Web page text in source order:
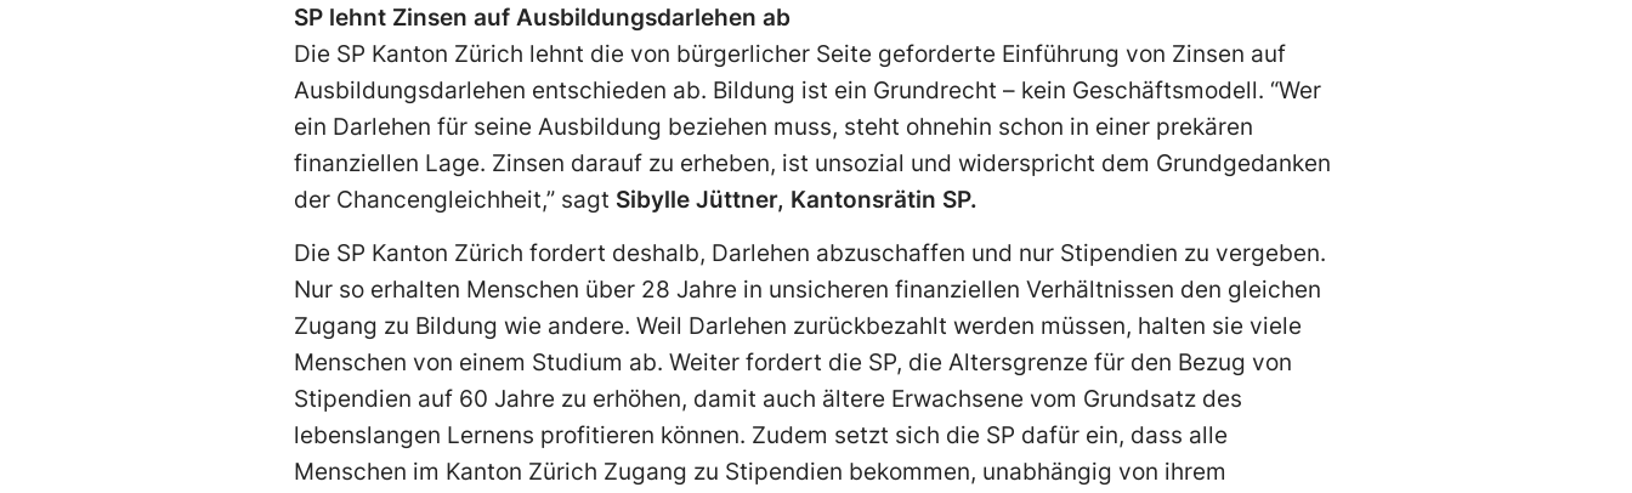
SP lehnt Zinsen auf Ausbildungsdarlehen ab
Die SP Kanton Zürich lehnt die von bürgerlicher Seite geforderte Einführung von Zinsen auf
Ausbildungsdarlehen entschieden ab. Bildung ist ein Grundrecht – kein Geschäftsmodell. “Wer
ein Darlehen für seine Ausbildung beziehen muss, steht ohnehin schon in einer prekären
finanziellen Lage. Zinsen darauf zu erheben, ist unsozial und widerspricht dem Grundgedanken
der Chancengleichheit,” sagt Sibylle Jüttner, Kantonsrätin SP.
Die SP Kanton Zürich fordert deshalb, Darlehen abzuschaffen und nur Stipendien zu vergeben.
Nur so erhalten Menschen über 28 Jahre in unsicheren finanziellen Verhältnissen den gleichen
Zugang zu Bildung wie andere. Weil Darlehen zurückbezahlt werden müssen, halten sie viele
Menschen von einem Studium ab. Weiter fordert die SP, die Altersgrenze für den Bezug von
Stipendien auf 60 Jahre zu erhöhen, damit auch ältere Erwachsene vom Grundsatz des
lebenslangen Lernens profitieren können. Zudem setzt sich die SP dafür ein, dass alle
Menschen im Kanton Zürich Zugang zu Stipendien bekommen, unabhängig von ihrem